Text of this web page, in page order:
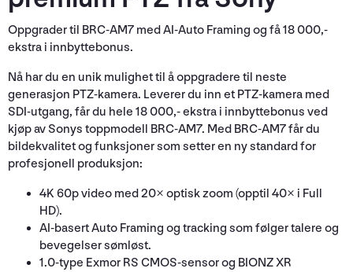
Oppgrader til BRC-AM7 med AI-Auto Framing og få 18 000,-
ekstra i innbyttebonus.
Nå har du en unik mulighet til å oppgradere til neste
generasjon PTZ-kamera. Leverer du inn et PTZ-kamera med
SDI-utgang, får du hele 18 000,- ekstra i innbyttebonus ved
kjøp av Sonys toppmodell BRC-AM7. Med BRC-AM7 får du
bildekvalitet og funksjoner som setter en ny standard for
profesjonell produksjon:
4K 60p video med 20× optisk zoom (opptil 40× i Full
HD).
AI-basert Auto Framing og tracking som følger talere og
bevegelser sømløst.
1.0-type Exmor RS CMOS-sensor og BIONZ XR